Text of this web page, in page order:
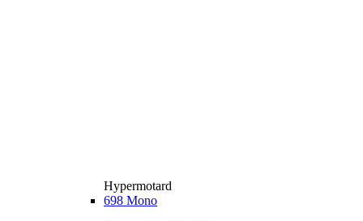
Hypermotard
698 Mono